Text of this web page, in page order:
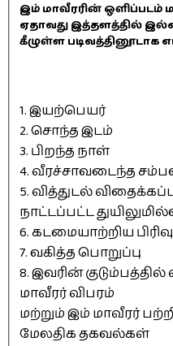
இம் மாவீரரின் ஒளிப்படம்
ஏதாவது இத்தளத்தில்
கீழுள்ள படிவத்தினூடாக
1. இயற்பெயர்
2. சொந்த இடம்
3. பிறந்த நாள்
4. வீரச்சாவடைந்த
5. வித்துடல்
நாட்டப்பட்ட
6. கடமையாற்றிய
7. வகித்த பொறுப்பு
8. இவரின்
மாவீரர் விபரம்
மற்றும் இம் மாவீரர்
மேலதிக தகவல்கள்